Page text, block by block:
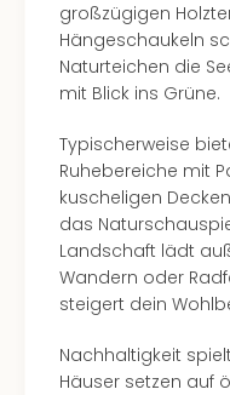
großzügigen
Hängeschaukeln
Naturteichen die
mit Blick ins Grüne.
Typischerweise
Ruhebereiche mit
kuscheligen
das
Landschaft lädt
Wandern oder
steigert dein
Nachhaltigkeit
Häuser setzen auf